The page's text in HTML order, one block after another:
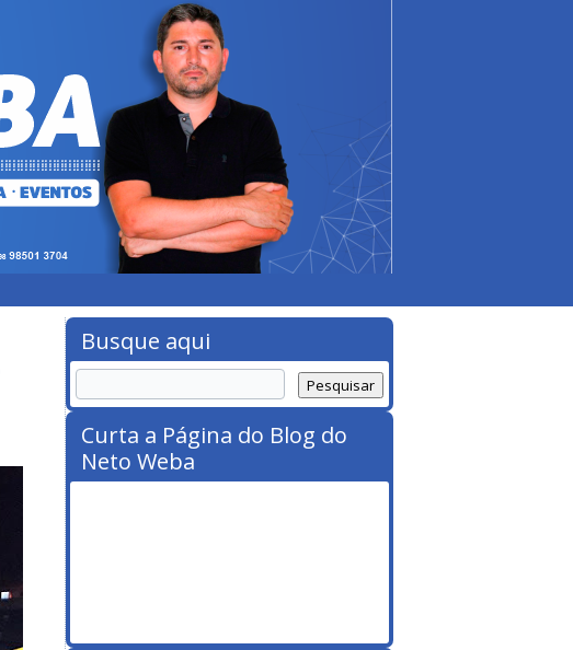
Busque aqui
Curta a Página do Blog do
Neto Weba